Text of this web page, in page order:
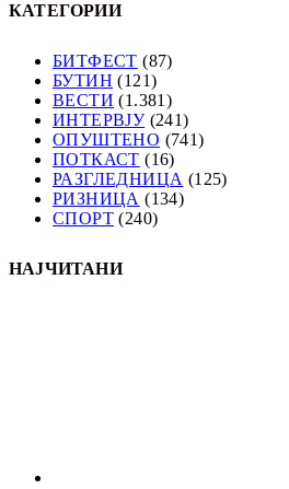
КАТЕГОРИИ
БИТФЕСТ (87)
БУТИН (121)
ВЕСТИ (1.381)
ИНТЕРВЈУ(241)
ОПУШТЕНО (741)
ПОТКАСТ (16)
РАЗГЛЕДНИЦА (125)
РИЗНИЦА (134)
СПОРТ (240)
НАЈЧИТАНИ